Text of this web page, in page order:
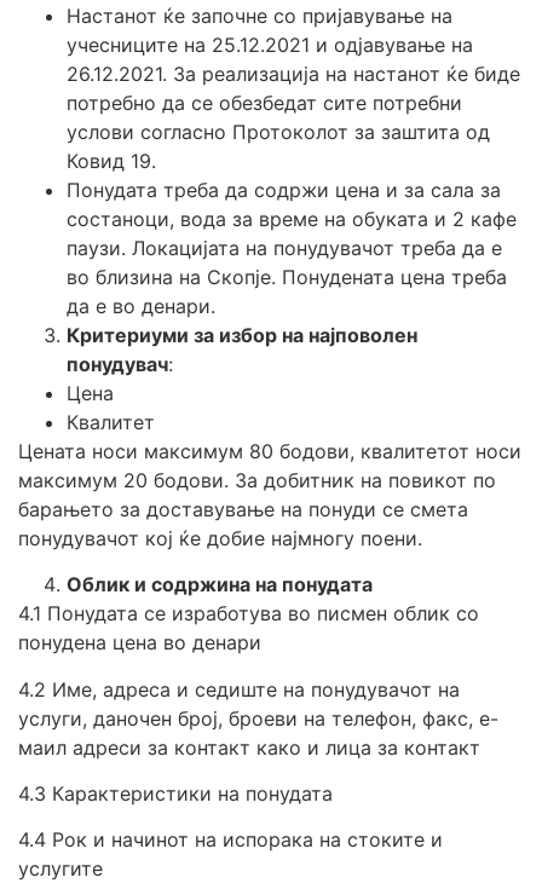
Настанот ќе започне со пријавување на
учесниците на 25.12.2021 и одјавување на
26.12.2021. За реализација на настанот ќе биде
потребно да се обезбедат сите потребни
услови согласно Протоколот за заштита од
Ковид 19.
Понудата треба да содржи цена и за сала за
состаноци, вода за време на обуката и 2 кафе
паузи. Локацијата на понудувачот треба да е
во близина на Скопје. Понудената цена треба
да е во денари.
Критериуми за избор на најповолен
понудувач:
Цена
Квалитет
Цената носи максимум 80 бодови, квалитетот носи
максимум 20 бодови. За добитник на повикот по
барањето за доставување на понуди се смета
понудувачот кој ќе добие најмногу поени.
Облик и содржина на понудата
4.1 Понудата се изработува во писмен облик со
понудена цена во денари
4.2 Име, адреса и седиште на понудувачот на
услуги, даночен број, броеви на телефон, факс, е-
маил адреси за контакт како и лица за контакт
4.3 Карактеристики на понудата
4.4 Рок и начинот на испорака на стоките и
услугите